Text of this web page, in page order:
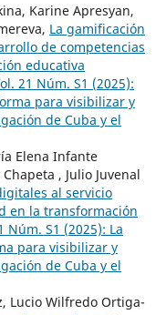
Karine Apresyan,
La gamificación
de competencias
educativa
21 Núm. S1 (2025):
para visibilizar y
de Cuba y el
Elena Infante
, Julio Juvenal
al servicio
en la transformación
Núm. S1 (2025): La
para visibilizar y
de Cuba y el
Lucio Wilfredo Ortiga-